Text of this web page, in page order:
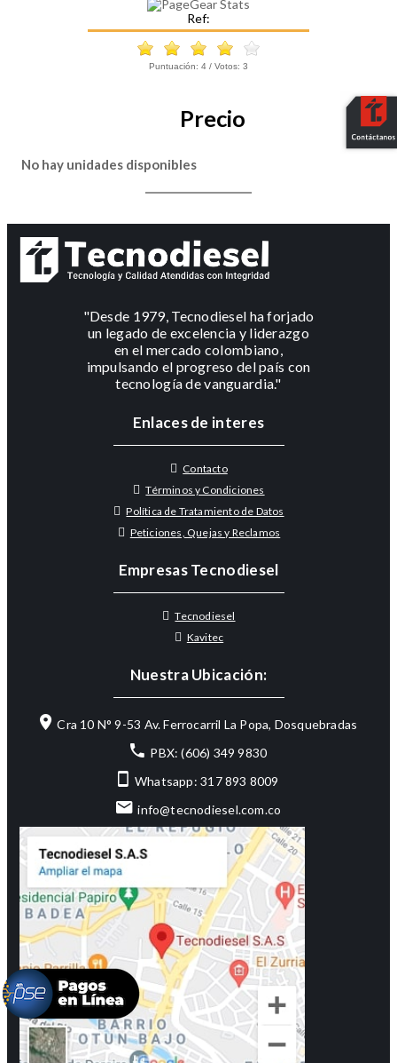
Ref:
Puntuación: 4 / Votos: 3
Precio
No hay unidades disponibles
"Desde 1979, Tecnodiesel ha forjado
un legado de excelencia y liderazgo
en el mercado colombiano,
impulsando el progreso del país con
tecnología de vanguardia."
Enlaces de interes
Contacto
Términos y Condiciones
Política de Tratamiento de Datos
Peticiones, Quejas y Reclamos
Empresas Tecnodiesel
Tecnodiesel
Kavitec
Nuestra Ubicación:
Cra 10 N° 9-53 Av. Ferrocarril La Popa, Dosquebradas
PBX: (606) 349 9830
Whatsapp: 317 893 8009
info@tecnodiesel.com.co